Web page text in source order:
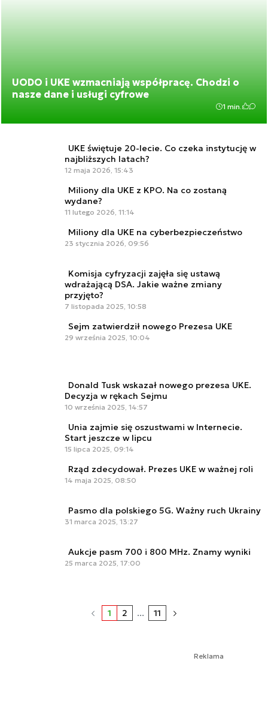
UODO i UKE wzmacniają współpracę. Chodzi o
nasze dane i usługi cyfrowe
1 min.
UKE świętuje 20-lecie. Co czeka instytucję w
najbliższych latach?
12 maja 2026, 15:43
Miliony dla UKE z KPO. Na co zostaną
wydane?
11 lutego 2026, 11:14
Miliony dla UKE na cyberbezpieczeństwo
23 stycznia 2026, 09:56
Komisja cyfryzacji zajęła się ustawą
wdrażającą DSA. Jakie ważne zmiany
przyjęto?
7 listopada 2025, 10:58
Sejm zatwierdził nowego Prezesa UKE
29 września 2025, 10:04
Donald Tusk wskazał nowego prezesa UKE.
Decyzja w rękach Sejmu
10 września 2025, 14:57
Unia zajmie się oszustwami w Internecie.
Start jeszcze w lipcu
15 lipca 2025, 09:14
Rząd zdecydował. Prezes UKE w ważnej roli
14 maja 2025, 08:50
Pasmo dla polskiego 5G. Ważny ruch Ukrainy
31 marca 2025, 13:27
Aukcje pasm 700 i 800 MHz. Znamy wyniki
25 marca 2025, 17:00
1 2 ... 11
Reklama